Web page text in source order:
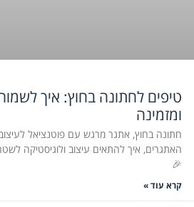
טיפים לחתונה בחוץ: איך
ומזמינה
חתונה בחוץ, אתגר מרגש עם פוטנציאל
האתגרים, איך להתאים עיצוב ולוגיסטיקה
🎉
קרא עוד »